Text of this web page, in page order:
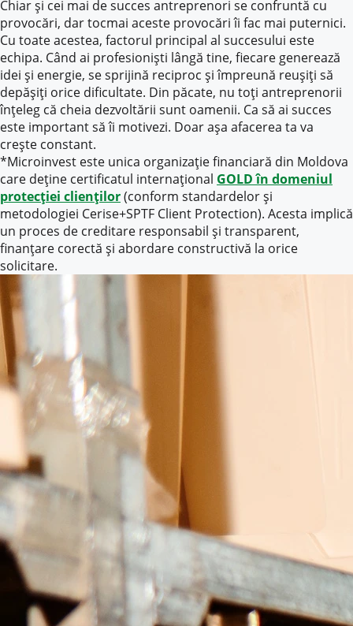
Chiar și cei mai de succes antreprenori se confruntă cu
provocări, dar tocmai aceste provocări îi fac mai puternici.
Cu toate acestea, factorul principal al succesului este
echipa. Când ai profesioniști lângă tine, fiecare generează
idei și energie, se sprijină reciproc și împreună reușiți să
depășiți orice dificultate. Din păcate, nu toți antreprenorii
înțeleg că cheia dezvoltării sunt oamenii. Ca să ai succes
este important să îi motivezi. Doar așa afacerea ta va
crește constant.
*Microinvest este unica organizație financiară din Moldova
care deține certificatul internațional GOLD în domeniul
protecției clienților(conform standardelor și
metodologiei Cerise+SPTF Client Protection). Acesta implică
un proces de creditare responsabil și transparent,
finanțare corectă și abordare constructivă la orice
solicitare.